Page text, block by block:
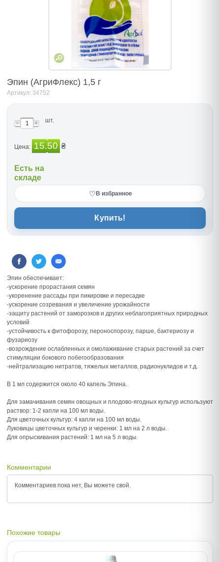
Эпин (АгриФлекс) 1,5 г
Артикул: 34752
шт.
Цена: 15.50 ₴
Есть на
складе
♡ В избранное
Купить!
Эпин обеспечивает:
-ускорение прорастания семян
-укоренение рассады при пикировке и пересадке
-ускорение созревания и увеличение урожайности
-защиту растений от заморозков и других неблагоприятных природных
условий
-устойчивость к фитофорозу, пероноспорозу, парше, бактериозу и
фузариозу
-возрождение ослабленных и омолаживание старых растений за счет
стимуляции бокового побегообразования
-нейтрализацию нитратов, тяжелых металлов, радионуклидов и т.д.
В 1 мл содержится около 40 капель Эпина.
Для замачивания семян овощных и плодово-ягодных культур используют
раствор: 1-2 капли на 100 мл воды.
Для цветочных культур: 4 капли на 100 мл воды.
Луковицы цветочных культур и черенки: 1 мл на 2 л воды.
Для опрыскивания растений: 1 мл на 5 л воды.
Комментарии
Комментариев пока нет, Вы можете свой.
Похожие товары